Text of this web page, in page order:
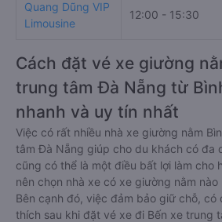
Quang Dũng VIP
Limousine
12:00 - 15:30
Cách đặt vé xe giường
trung tâm Đà Nẵng từ
nhanh và uy tín nhất
Việc có rất nhiều nhà xe giường nằm
tâm Đà Nẵng giúp cho du khách có đa
cũng có thể là một điều bất lợi làm cho
nên chọn nhà xe có xe giường nằm nào
Bên cạnh đó, việc đảm bảo giữ chỗ, có
thích sau khi đặt vé xe đi Bến xe trung